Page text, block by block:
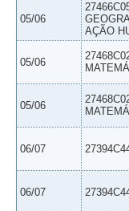
05/06
AÇÃO
05/06
05/06
06/07
06/07